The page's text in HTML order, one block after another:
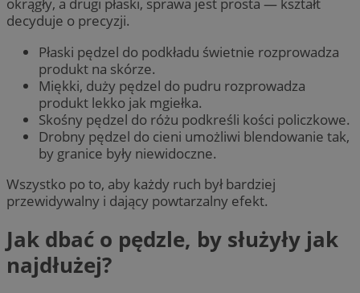
okrągły, a drugi płaski, sprawa jest prosta — kształt
decyduje o precyzji.
Płaski pędzel do podkładu świetnie rozprowadza
produkt na skórze.
Miękki, duży pędzel do pudru rozprowadza
produkt lekko jak mgiełka.
Skośny pędzel do różu podkreśli kości policzkowe.
Drobny pędzel do cieni umożliwi blendowanie tak,
by granice były niewidoczne.
Wszystko po to, aby każdy ruch był bardziej
przewidywalny i dający powtarzalny efekt.
Jak dbać o pędzle, by służyły jak
najdłużej?